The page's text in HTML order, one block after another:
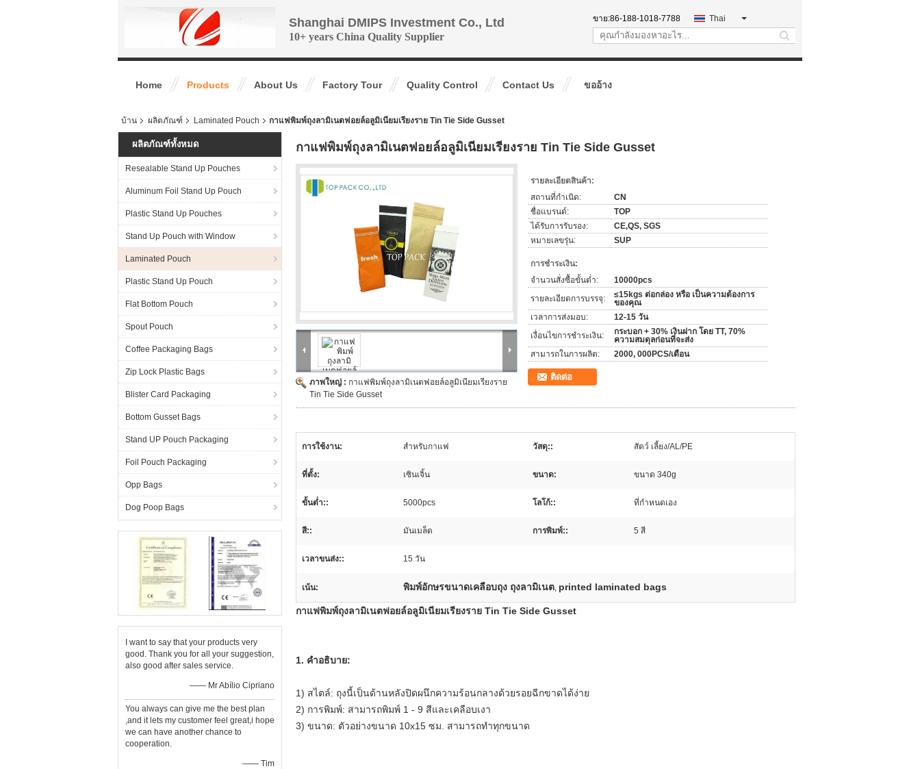
Shanghai DMIPS Investment Co., Ltd
10+ years China Quality Supplier
ขาย:86-188-1018-7788 Thai
search
Home Products About Us Factory Tour Quality Control Contact Us ขออ้าง
บ้าน ผลิตภัณฑ์ Laminated Pouch กาแฟพิมพ์ถุงลามิเนตฟอยล์อลูมิเนียมเรียงราย Tin Tie Side Gusset
ผลิตภัณฑ์ทั้งหมด
Resealable Stand Up Pouches
Aluminum Foil Stand Up Pouch
Plastic Stand Up Pouches
Stand Up Pouch with Window
Laminated Pouch
Plastic Stand Up Pouch
Flat Bottom Pouch
Spout Pouch
Coffee Packaging Bags
Zip Lock Plastic Bags
Blister Card Packaging
Bottom Gusset Bags
Stand UP Pouch Packaging
Foil Pouch Packaging
Opp Bags
Dog Poop Bags
I want to say that your products very
good. Thank you for all your suggestion,
also good after sales service.
—— Mr Abílio Cipriano
You always can give me the best plan
,and it lets my customer feel great,i hope
we can have another chance to
cooperation.
—— Tim
กาแฟพิมพ์ถุงลามิเนตฟอยล์อลูมิเนียมเรียงราย Tin Tie Side Gusset
ภาพใหญ่ : กาแฟพิมพ์ถุงลามิเนตฟอยล์อลูมิเนียมเรียงราย
Tin Tie Side Gusset
รายละเอียดสินค้า:
สถานที่กำเนิด:
CN
ชื่อแบรนด์:
TOP
ได้รับการรับรอง:
CE,QS, SGS
หมายเลขรุ่น:
SUP
การชำระเงิน:
จำนวนสั่งซื้อขั้นต่ำ:
10000pcs
รายละเอียดการบรรจุ:
≤15kgs ต่อกล่อง หรือ เป็นความต้องการ
ของคุณ
เวลาการส่งมอบ:
12-15 วัน
เงื่อนไขการชำระเงิน:
กระบอก + 30% เงินฝาก โดย TT, 70%
ความสมดุลก่อนที่จะส่ง
สามารถในการผลิต:
2000, 000PCS/เดือน
ติดต่อ
การใช้งาน: สำหรับกาแฟ วัสดุ:: สัตว์ เลี้ยง/AL/PE
ที่ตั้ง: เซินเจิ้น ขนาด: ขนาด 340g
ขั้นต่ำ:: 5000pcs โลโก้:: ที่กำหนดเอง
สี:: มันเมล็ด การพิมพ์:: 5 สี
เวลาขนส่ง:: 15 วัน
เน้น: พิมพ์อักษรขนาดเคลือบถุง ถุงลามิเนต, printed laminated bags
กาแฟพิมพ์ถุงลามิเนตฟอยล์อลูมิเนียมเรียงราย Tin Tie Side Gusset
1. คำอธิบาย:
1) สไตล์: ถุงนี้เป็นด้านหลังปิดผนึกความร้อนกลางด้วยรอยฉีกขาดได้ง่าย
2) การพิมพ์: สามารถพิมพ์ 1 - 9 สีและเคลือบเงา
3) ขนาด: ตัวอย่างขนาด 10x15 ซม. สามารถทำทุกขนาด